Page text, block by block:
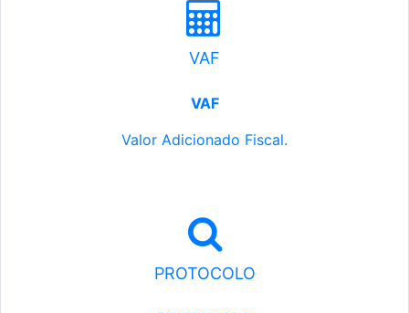
VAF
VAF
Valor Adicionado Fiscal.
PROTOCOLO